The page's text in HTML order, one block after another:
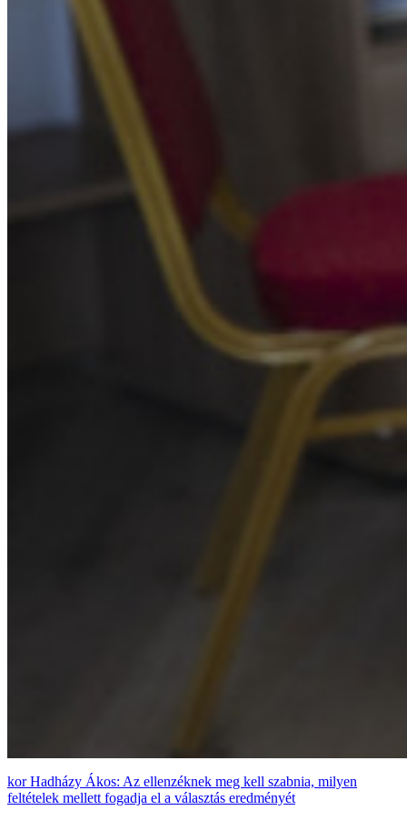
Hadházy Ákos: Az ellenzéknek meg kell szabnia, milyen
feltételek mellett fogadja el a választás eredményét